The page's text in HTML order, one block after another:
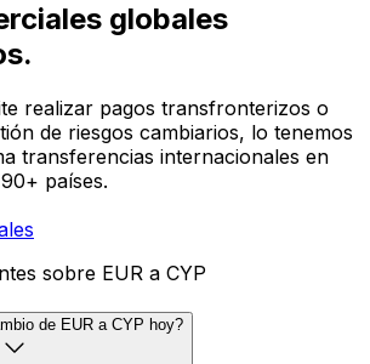
globales
realizar pagos transfronterizos o
de riesgos cambiarios, lo tenemos
transferencias internacionales en
países.
sobre EUR a CYP
de EUR a CYP hoy?